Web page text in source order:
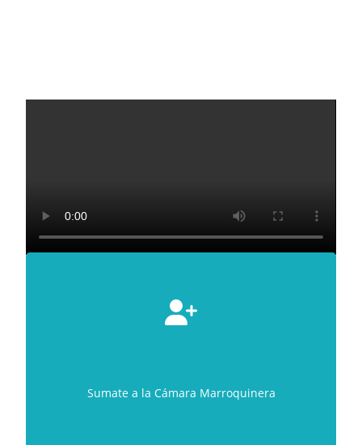
Sumate a la Cámara Marroquinera